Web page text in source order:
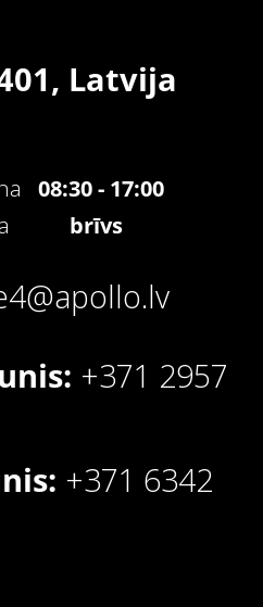
Latvija
08:30 - 17:00
brīvs
+371 2957
+371 6342